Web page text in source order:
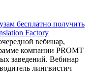
бесплатно получить
Factory
вебинар,
компании PROMT
заведений. Вебинар
лингвистич